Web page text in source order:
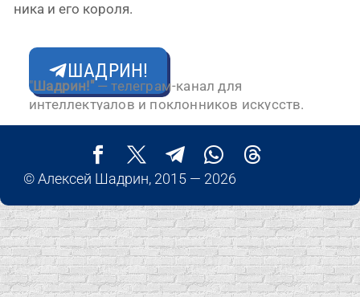
ни­ка и его короля.
ШАДРИН!
"Шадрин!" — телеграм-канал для
интеллектуалов и поклонников искусств.
© Алексей Шадрин, 2015 — 2026